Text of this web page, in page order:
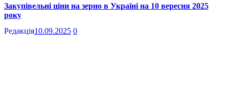
Закупівельні ціни на зерно в Україні на 10 вересня 2025
року
Редакція10.09.2025 0